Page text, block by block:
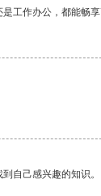
工作办公，都能畅
自己感兴趣的知识。